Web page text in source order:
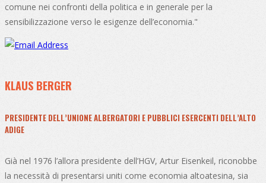
comune nei confronti della politica e in generale per la
sensibilizzazione verso le esigenze dell’economia."
KLAUS BERGER
PRESIDENTE DELL’UNIONE ALBERGATORI E PUBBLICI ESERCENTI DELL’ALTO
ADIGE
Già nel 1976 l’allora presidente dell’HGV, Artur Eisenkeil, riconobbe
la necessità di presentarsi uniti come economia altoatesina, sia